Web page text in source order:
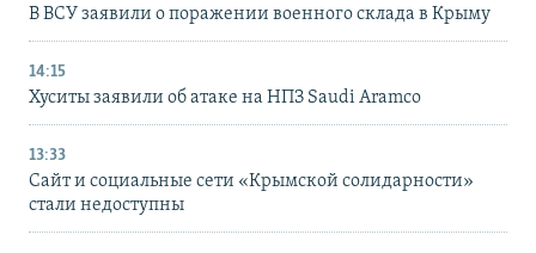
В ВСУ заявили о поражении военного склада в Крыму
14:15
Хуситы заявили об атаке на НПЗ Saudi Aramco
13:33
Сайт и социальные сети «Крымской солидарности»
стали недоступны